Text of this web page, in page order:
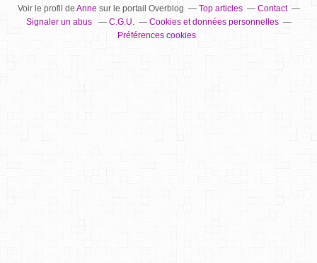
Voir le profil de Annesur le portail Overblog Top articles
Contact
Signaler un abus
C.G.U.
Cookies et données personnelles
Préférences cookies